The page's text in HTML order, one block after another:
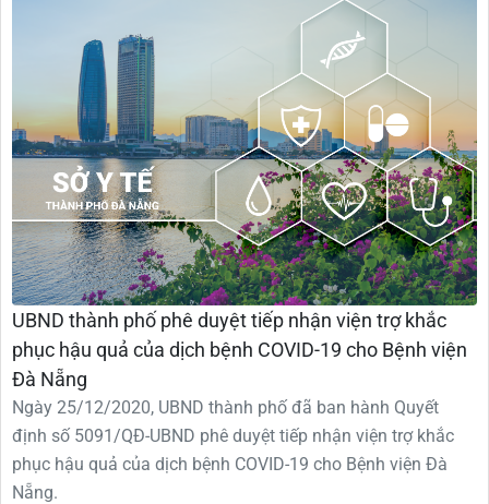
UBND thành phố phê duyệt tiếp nhận viện trợ khắc
phục hậu quả của dịch bệnh COVID-19 cho Bệnh viện
Đà Nẵng
Ngày 25/12/2020, UBND thành phố đã ban hành Quyết
định số 5091/QĐ-UBND phê duyệt tiếp nhận viện trợ khắc
phục hậu quả của dịch bệnh COVID-19 cho Bệnh viện Đà
Nẵng.